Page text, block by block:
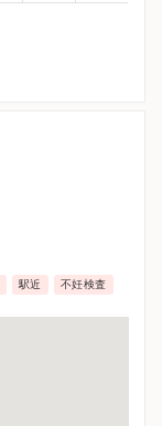
駅近 不妊検査